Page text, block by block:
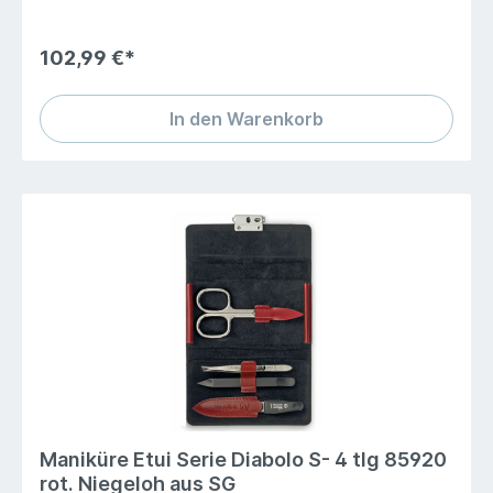
und strapazierfähig, sondern auf natürliche Weise
zu einem Unikat. Selbstverständlich sind die
verwendeten topInox Manicure Instrumente aus
hochwertigem rostfreiem Edelstahl und in bewährter
102,99 €*
In den Warenkorb
Maniküre Etui Serie Diabolo S- 4 tlg 85920
rot. Niegeloh aus SG